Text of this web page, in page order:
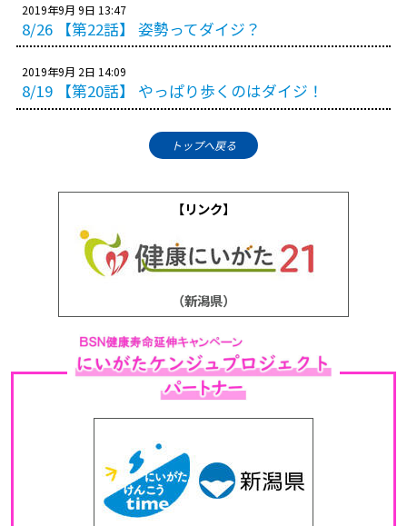
2019年9月 9日 13:47
8/26 【第22話】 姿勢ってダイジ？
2019年9月 2日 14:09
8/19 【第20話】 やっぱり歩くのはダイジ！
トップへ戻る
【リンク】
（新潟県）